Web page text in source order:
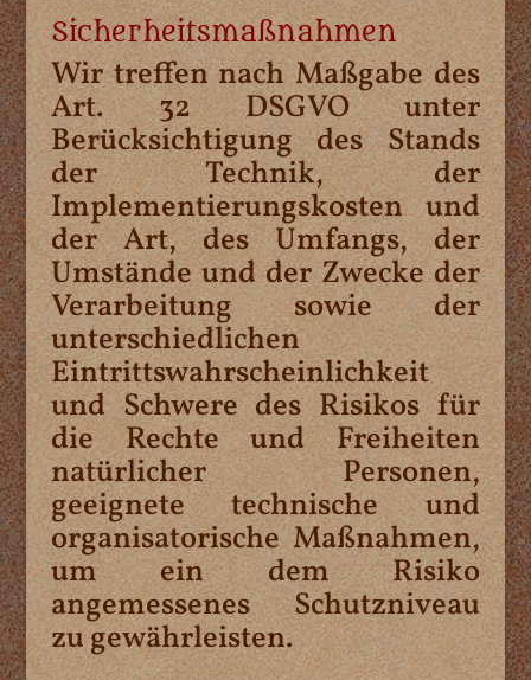
Sicherheitsmaßnahmen
Wir treffen nach Maßgabe des
Art. 32 DSGVO unter
Berücksichtigung des Stands
der Technik, der
Implementierungskosten und
der Art, des Umfangs, der
Umstände und der Zwecke der
Verarbeitung sowie der
unterschiedlichen
Eintrittswahrscheinlichkeit
und Schwere des Risikos für
die Rechte und Freiheiten
natürlicher Personen,
geeignete technische und
organisatorische Maßnahmen,
um ein dem Risiko
angemessenes Schutzniveau
zu gewährleisten.